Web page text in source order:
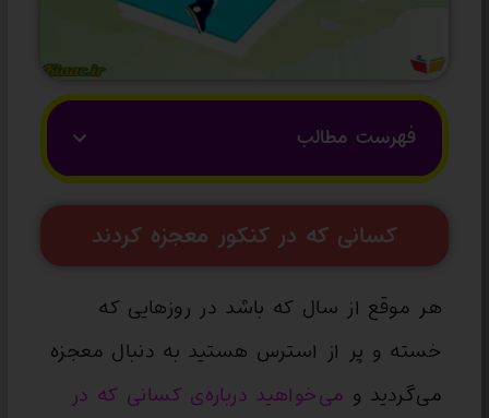
فهرست مطالب
کسانی که در کنکور معجزه کردند
هر موقع از سال که باشد در روزهایی که
خسته و پر از استرس هستید به دنبال معجزه
می‌گردید و می‌خواهید درباره‌ی کسانی که در